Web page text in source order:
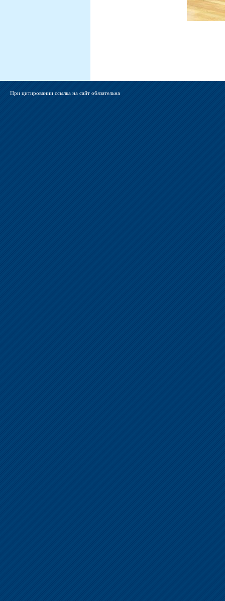
При цитировании ссылка на сайт обязательна